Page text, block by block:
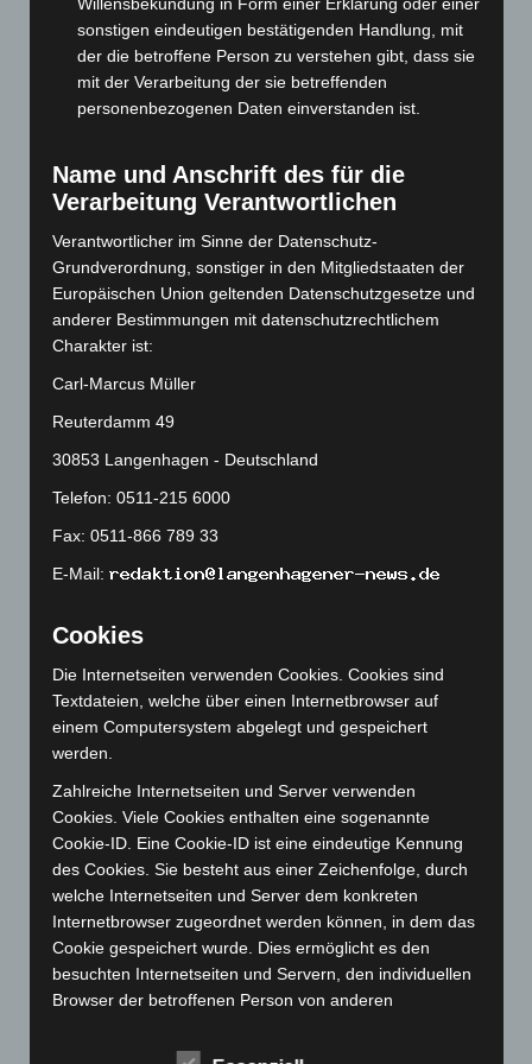
Juni 2024(107)
Mai 2024(149)
April 2024(102)
März 2024(103)
Januar 2024
(111)
November 2023(130)
Oktober 2023(114)
(133)
(139)
März 2023(174)
Februar 2023(154)
November 2022
(167)
Oktober 2022(166)
September 2022
August 2022 (166)
Juli 2022
(133)
Juni 2022(167)
Mai 2022 (177)
April 2022
(198)
März 2022(221)
Februar 2022 (189)
sonstigen eindeutigen bestätigenden Handlung, mit
der die betroffene Person zu verstehen gibt, dass sie
mit der Verarbeitung der sie betreffenden
personenbezogenen Daten einverstanden ist.
Name und Anschrift des für die
Verarbeitung Verantwortlichen
Verantwortlicher im Sinne der Datenschutz-
Grundverordnung, sonstiger in den Mitgliedstaaten der
Europäischen Union geltenden Datenschutzgesetze und
anderer Bestimmungen mit datenschutzrechtlichem
Charakter ist:
Carl-Marcus Müller
Reuterdamm 49
30853 Langenhagen - Deutschland
Telefon: 0511-215 6000
Fax: 0511-866 789 33
E-Mail:
Cookies
Die Internetseiten verwenden Cookies. Cookies sind
Textdateien, welche über einen Internetbrowser auf
einem Computersystem abgelegt und gespeichert
werden.
Zahlreiche Internetseiten und Server verwenden
Cookies. Viele Cookies enthalten eine sogenannte
Cookie-ID. Eine Cookie-ID ist eine eindeutige Kennung
des Cookies. Sie besteht aus einer Zeichenfolge, durch
welche Internetseiten und Server dem konkreten
Internetbrowser zugeordnet werden können, in dem das
Cookie gespeichert wurde. Dies ermöglicht es den
besuchten Internetseiten und Servern, den individuellen
Browser der betroffenen Person von anderen
unterscheiden. Ein bestimmter Internetbrowser kann